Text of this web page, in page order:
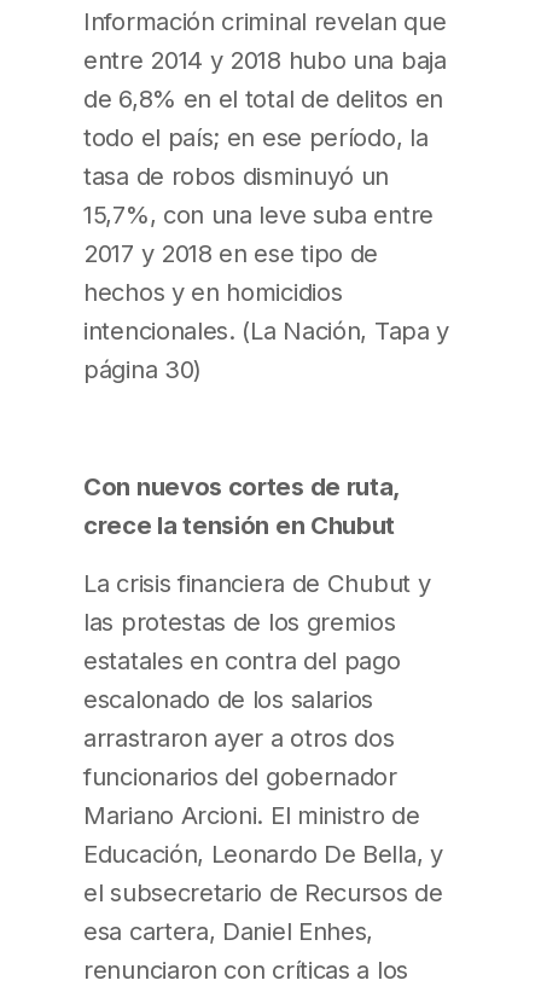
Información criminal revelan que
entre 2014 y 2018 hubo una baja
de 6,8% en el total de delitos en
todo el país; en ese período, la
tasa de robos disminuyó un
15,7%, con una leve suba entre
2017 y 2018 en ese tipo de
hechos y en homicidios
intencionales. (La Nación, Tapa y
página 30)
Con nuevos cortes de ruta,
crece la tensión en Chubut
La crisis financiera de Chubut y
las protestas de los gremios
estatales en contra del pago
escalonado de los salarios
arrastraron ayer a otros dos
funcionarios del gobernador
Mariano Arcioni. El ministro de
Educación, Leonardo De Bella, y
el subsecretario de Recursos de
esa cartera, Daniel Enhes,
renunciaron con críticas a los